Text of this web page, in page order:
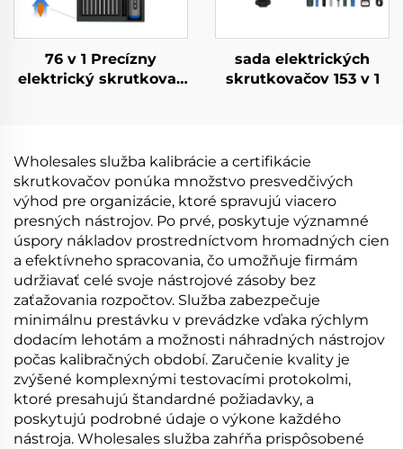
76 v 1 Precízny
elektrický skrutkovač
sada elektrických
skrutkovačov 153 v 1
Wholesales služba kalibrácie a certifikácie
skrutkovačov ponúka množstvo presvedčivých
výhod pre organizácie, ktoré spravujú viacero
presných nástrojov. Po prvé, poskytuje významné
úspory nákladov prostredníctvom hromadných cien
a efektívneho spracovania, čo umožňuje firmám
udržiavať celé svoje nástrojové zásoby bez
zaťažovania rozpočtov. Služba zabezpečuje
minimálnu prestávku v prevádzke vďaka rýchlym
dodacím lehotám a možnosti náhradných nástrojov
počas kalibračných období. Zaručenie kvality je
zvýšené komplexnými testovacími protokolmi,
ktoré presahujú štandardné požiadavky, a
poskytujú podrobné údaje o výkone každého
nástroja. Wholesales služba zahŕňa prispôsobené